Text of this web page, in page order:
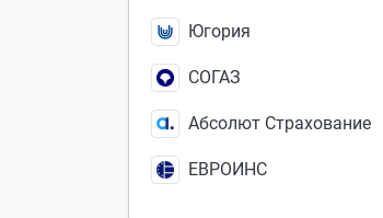
Югория
СОГАЗ
Абсолют Страхование
ЕВРОИНС